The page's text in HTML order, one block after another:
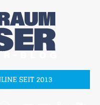
SEIT 2013